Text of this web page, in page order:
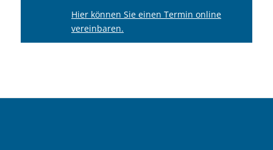
Hier können Sie einen Termin online
vereinbaren.